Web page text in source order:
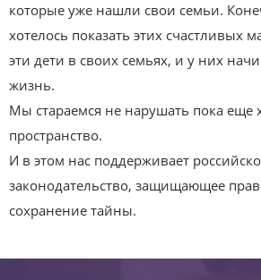
которые уже нашли свои семьи.
хотелось показать этих счастливых
эти дети в своих семьях, и у них
жизнь.
Мы стараемся не нарушать пока еще
пространство.
И в этом нас поддерживает
законодательство, защищающее
сохранение тайны.